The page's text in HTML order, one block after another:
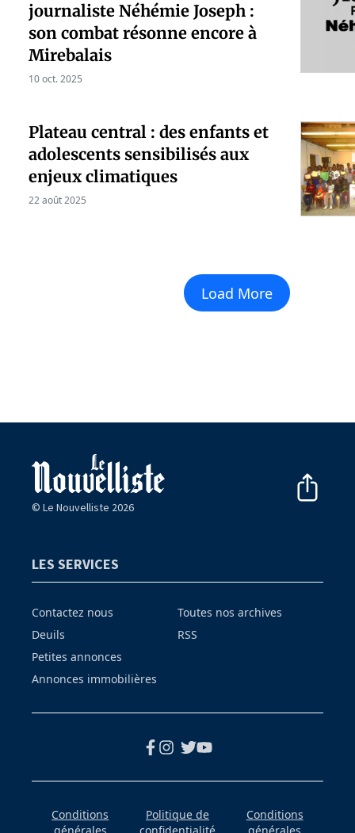
journaliste Néhémie Joseph :
son combat résonne encore à
Mirebalais
10 oct. 2025
Plateau central : des enfants et
adolescents sensibilisés aux
enjeux climatiques
22 août 2025
Load More
© Le Nouvelliste 2026
LES SERVICES
Contactez nous
Deuils
Petites annonces
Annonces immobilières
Toutes nos archives
RSS
Conditions
Politique de
Conditions